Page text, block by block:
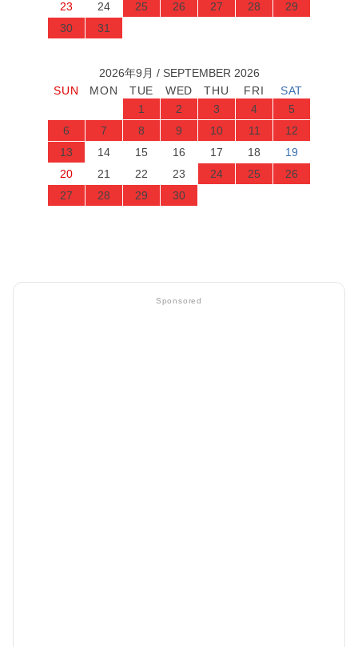
23 24 25 26 27 28
29
30
31
2026年9月 / SEPTEMBER 2026
1 2 3 4
5
6
7 8 9 10 11
12
13
14 15 16 17 18
19
20
21 22 23 24 25
26
27
28 29 30
Sponsored